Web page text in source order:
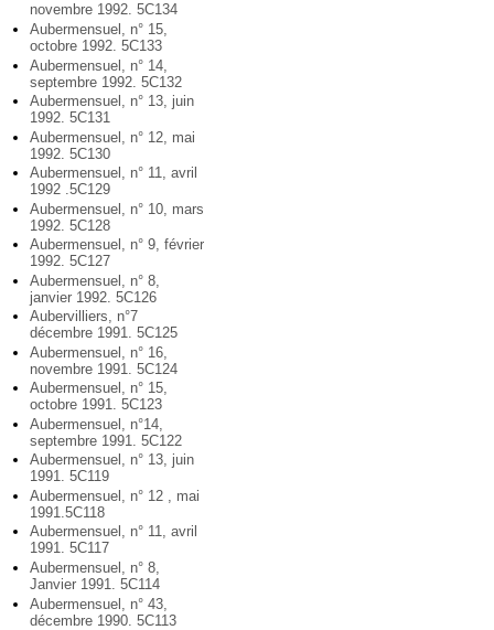
novembre 1992. 5C134
Aubermensuel, n° 15,
octobre 1992. 5C133
Aubermensuel, n° 14,
septembre 1992. 5C132
Aubermensuel, n° 13, juin
1992. 5C131
Aubermensuel, n° 12, mai
1992. 5C130
Aubermensuel, n° 11, avril
1992 .5C129
Aubermensuel, n° 10, mars
1992. 5C128
Aubermensuel, n° 9, février
1992. 5C127
Aubermensuel, n° 8,
janvier 1992. 5C126
Aubervilliers, n°7
décembre 1991. 5C125
Aubermensuel, n° 16,
novembre 1991. 5C124
Aubermensuel, n° 15,
octobre 1991. 5C123
Aubermensuel, n°14,
septembre 1991. 5C122
Aubermensuel, n° 13, juin
1991. 5C119
Aubermensuel, n° 12 , mai
1991.5C118
Aubermensuel, n° 11, avril
1991. 5C117
Aubermensuel, n° 8,
Janvier 1991. 5C114
Aubermensuel, n° 43,
décembre 1990. 5C113